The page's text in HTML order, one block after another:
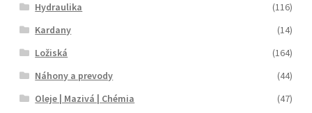
Hydraulika
(116)
Kardany
(14)
Ložiská
(164)
Náhony a prevody
(44)
Oleje | Mazivá | Chémia
(47)